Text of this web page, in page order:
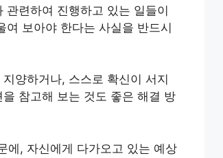
련하여 진행하고 있는 일들이
보아야 한다는 사실을 반드시
양하거나, 스스로 확신이 서지
참고해 보는 것도 좋은 해결 방
에, 자신에게 다가오고 있는 예상